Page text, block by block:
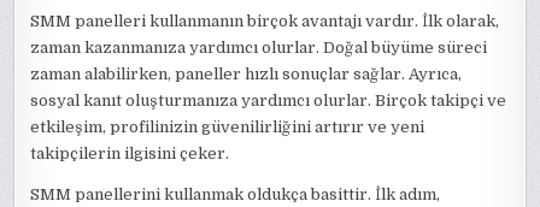
SMM panelleri kullanmanın birçok avantajı vardır. İlk olarak,
zaman kazanmanıza yardımcı olurlar. Doğal büyüme süreci
zaman alabilirken, paneller hızlı sonuçlar sağlar. Ayrıca,
sosyal kanıt oluşturmanıza yardımcı olurlar. Birçok takipçi ve
etkileşim, profilinizin güvenilirliğini artırır ve yeni
takipçilerin ilgisini çeker.
SMM panellerini kullanmak oldukça basittir. İlk adım,